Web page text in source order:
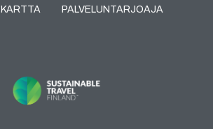
PALVELUNTARJOAJA